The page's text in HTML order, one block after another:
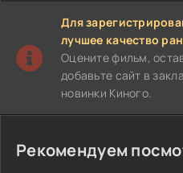
Для
лучшее качество
Оцените фильм,
добавьте сайт в
новинки Киного.
Рекомендуем